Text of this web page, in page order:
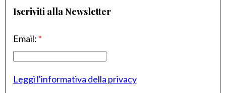
Iscriviti alla Newsletter
Email: *
Leggi l'informativa della privacy